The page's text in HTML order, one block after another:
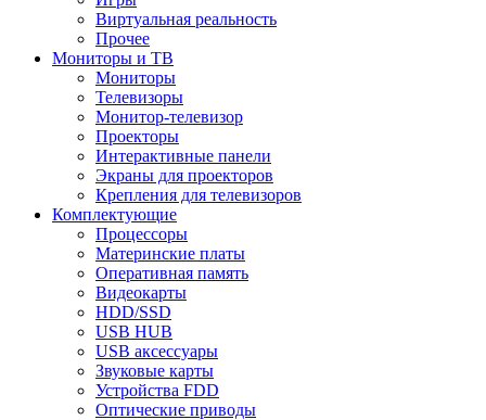
Виртуальная реальность
Прочее
Мониторы и ТВ
Мониторы
Телевизоры
Монитор-телевизор
Проекторы
Интерактивные панели
Экраны для проекторов
Крепления для телевизоров
Комплектующие
Процессоры
Материнские платы
Оперативная память
Видеокарты
HDD/SSD
USB HUB
USB аксессуары
Звуковые карты
Устройства FDD
Оптические приводы